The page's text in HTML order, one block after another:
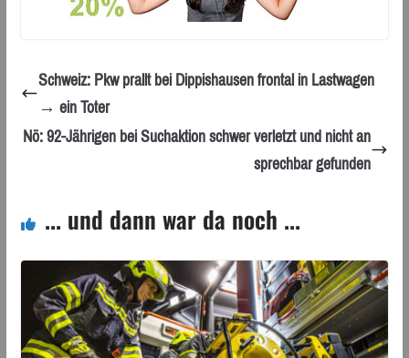
Schweiz: Pkw prallt bei Dippishausen frontal in Lastwagen
→ ein Toter
Nö: 92-Jährigen bei Suchaktion schwer verletzt und nicht an
sprechbar gefunden
... und dann war da noch ...